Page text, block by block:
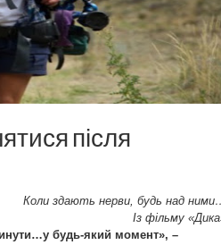
після
Коли здають нерви, будь над
Із фільму
будь-який момент», –